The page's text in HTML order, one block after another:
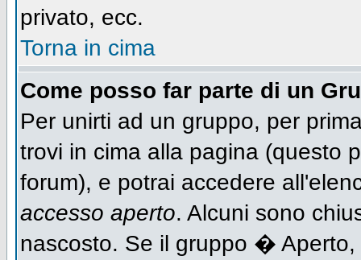
privato, ecc.
Torna in cima
Come posso far parte di un
Per unirti ad un gruppo, per
trovi in cima alla pagina (questo
forum), e potrai accedere
accesso aperto. Alcuni sono
nascosto. Se il gruppo �